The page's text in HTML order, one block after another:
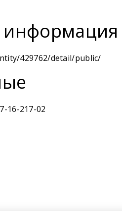
информация
429762/detail/public/
16-217-02